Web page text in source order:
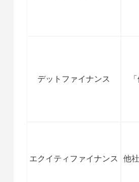
デットファイナンス
エクイティファイナンス 他